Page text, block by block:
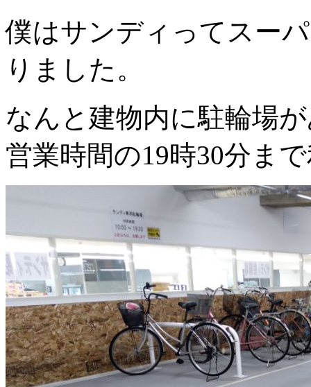
僕はサンディってスー
りました。
なんと建物内に駐輪場
営業時間の19時30分ま